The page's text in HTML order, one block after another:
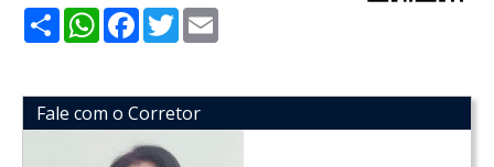
ShareWhatsApp
Facebook
Twitter
Fale com o Corretor